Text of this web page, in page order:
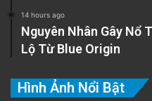
14 hours ago
Nguyên Nhân Gây Nổ
Lộ Từ Blue Origin
Hình Ảnh Nổi Bật